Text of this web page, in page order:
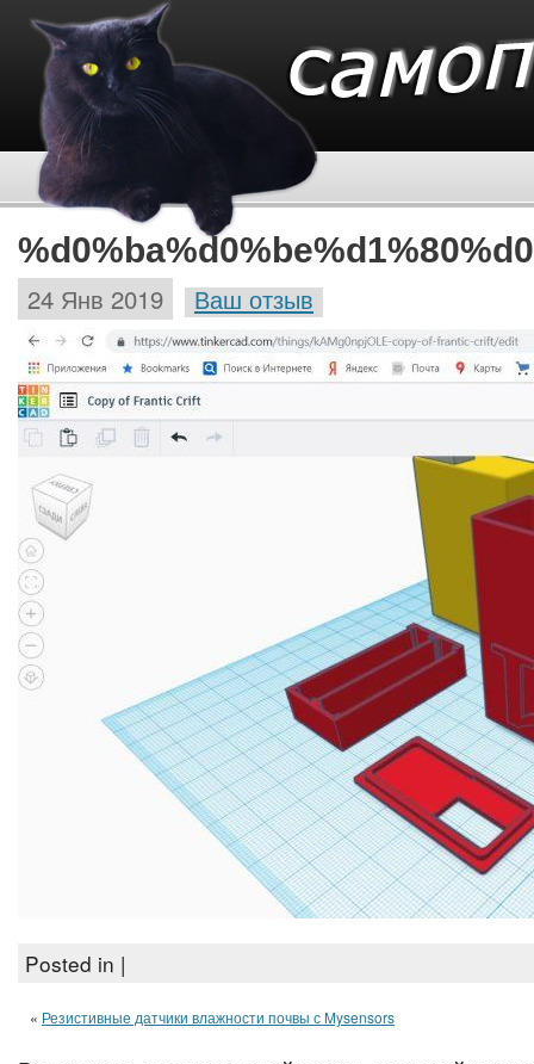
24 Янв 2019 Ваш отзыв
Posted in |
« Резистивные датчики влажности почвы с Mysensors